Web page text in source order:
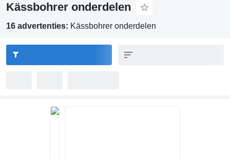
Kässbohrer onderdelen
16 advertenties: Kässbohrer onderdelen